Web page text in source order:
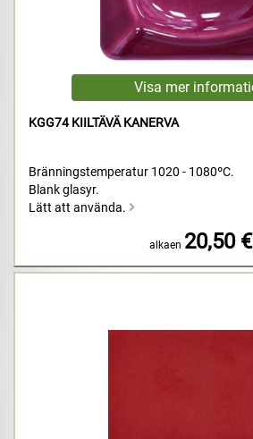
KGG74 KIILTÄVÄ KANERVA
Bränningstemperatur 1020 - 1080ºC.
Blank glasyr.
Lätt att använda.
alkaen 20,50 €